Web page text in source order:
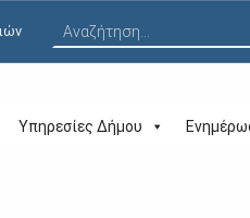
Υπηρεσίες Δήμου